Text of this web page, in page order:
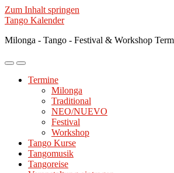
Zum Inhalt springen
Tango Kalender
Milonga - Tango - Festival & Workshop
Mobile-
ein-/ausblenden
Suchfeld
ein-/ausblenden
Termine
Milonga
Traditional
NEO/NUEVO
Festival
Workshop
Tango Kurse
Tangomusik
Tangoreise